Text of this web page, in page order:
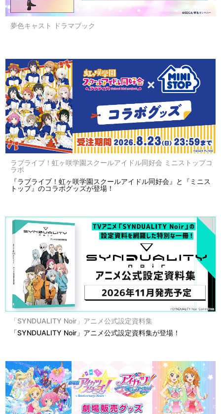
夢色キャスト ドラマブック
ラブライブ！虹ヶ咲学園スクールアイドル同好会 ミニストップコ
ラボ
『ラブライブ！虹ヶ咲学園スクールアイドル同好会』と『ミニス
トップ』のコラボグッズが登場！
「SYNDUALITY Noir」アニメ公式設定資料集
「SYNDUALITY Noir」アニメ公式設定資料集が登場！